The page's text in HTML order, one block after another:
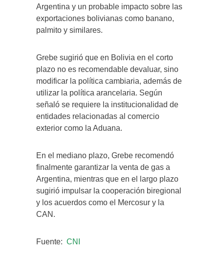
Argentina y un probable impacto sobre las
exportaciones bolivianas como banano,
palmito y similares.
Grebe sugirió que en Bolivia en el corto
plazo no es recomendable devaluar, sino
modificar la política cambiaria, además de
utilizar la política arancelaria. Según
señaló se requiere la institucionalidad de
entidades relacionadas al comercio
exterior como la Aduana.
En el mediano plazo, Grebe recomendó
finalmente garantizar la venta de gas a
Argentina, mientras que en el largo plazo
sugirió impulsar la cooperación biregional
y los acuerdos como el Mercosur y la
CAN.
Fuente: CNI